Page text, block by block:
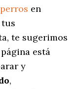
en
te sugerimos
está
y
,